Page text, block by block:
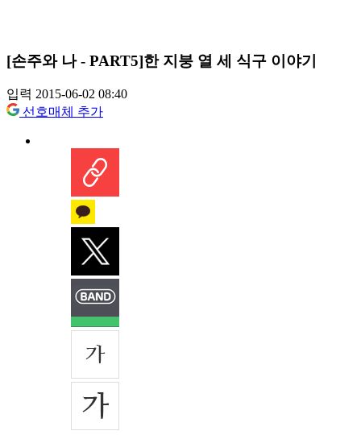
[손주와 나 - PART5]한 지붕 열 세 식구 이야기
입력 2015-06-02 08:40
선호매체 추가